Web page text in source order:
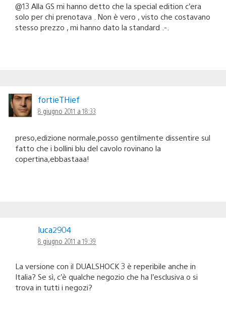
@13 Alla GS mi hanno detto che la special edition c’era
solo per chi prenotava . Non è vero , visto che costavano
stesso prezzo , mi hanno dato la standard .-.
fortieTHief
8 giugno 2011 a 18:33
preso,edizione normale,posso gentilmente dissentire sul
fatto che i bollini blu del cavolo rovinano la
copertina,ebbastaaa!
luca2904
8 giugno 2011 a 19:39
La versione con il DUALSHOCK 3 è reperibile anche in
Italia? Se sì, c’è qualche negozio che ha l’esclusiva o si
trova in tutti i negozi?